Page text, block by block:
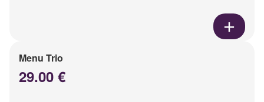
Menu Trio
29.00 €